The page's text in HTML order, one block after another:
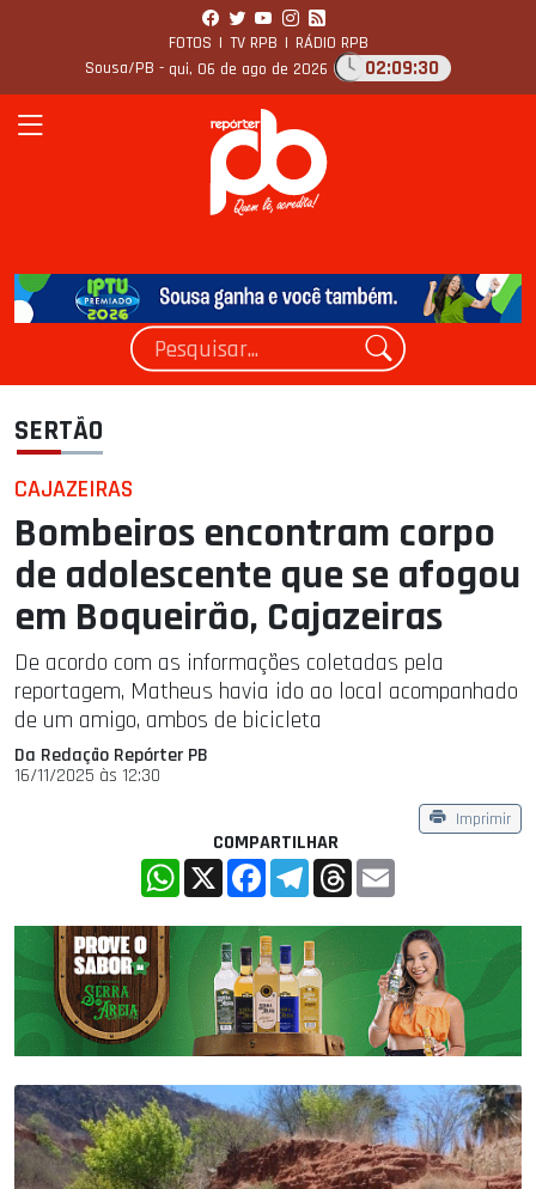
FOTOS | TV RPB | RÁDIO RPB
Sousa/PB - qui, 06 de ago de 2026 02:09:31
SERTÃO
CAJAZEIRAS
Bombeiros encontram corpo
de adolescente que se afogou
em Boqueirão, Cajazeiras
De acordo com as informações coletadas pela
reportagem, Matheus havia ido ao local acompanhado
de um amigo, ambos de bicicleta
Da Redação Repórter PB
16/11/2025 às 12:30
Imprimir
COMPARTILHAR
WhatsApp
X FacebookTelegramThreads